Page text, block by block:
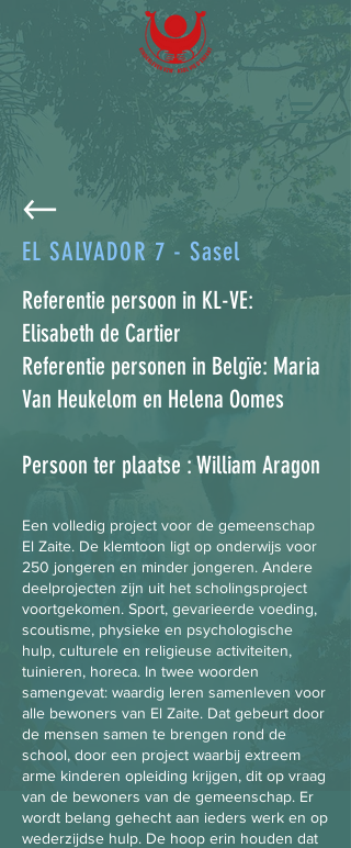
EL SALVADOR 7 - Sasel
Referentie persoon in KL-VE:
Elisabeth de Cartier
Referentie personen in Belgïe: Maria
Van Heukelom en Helena Oomes
Persoon ter plaatse : William Aragon
Een volledig project voor de gemeenschap
El Zaite. De klemtoon ligt op onderwijs voor
250 jongeren en minder jongeren. Andere
deelprojecten zijn uit het scholingsproject
voortgekomen. Sport, gevarieerde voeding,
scoutisme, physieke en psychologische
hulp, culturele en religieuse activiteiten,
tuinieren, horeca. In twee woorden
samengevat: waardig leren samenleven voor
alle bewoners van El Zaite. Dat gebeurt door
de mensen samen te brengen rond de
school, door een project waarbij extreem
arme kinderen opleiding krijgen, dit op vraag
van de bewoners van de gemeenschap. Er
wordt belang gehecht aan ieders werk en op
wederzijdse hulp. De hoop erin houden dat